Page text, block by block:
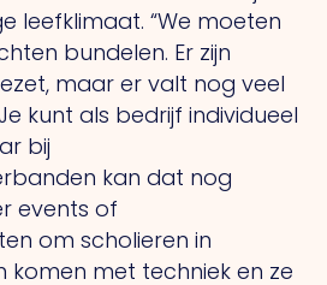
leefklimaat. “We moeten
bundelen. Er zijn
maar er valt nog veel
Je kunt als bedrijf individueel
bij
kan dat nog
events of
om scholieren in
komen met techniek en ze